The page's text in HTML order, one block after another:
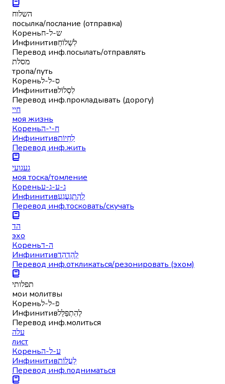
השלוח
посылка/послание (отправка)
Кореньש-ל-ח
Инфинитивלִשְׁלוֹחַ
Перевод инф.посылать/отправлять
מסלת
тропа/путь
Кореньס-ל-ל
Инфинитивלִסְלוֹל
Перевод инф.прокладывать (дорогу)
חיי
моя жизнь
Кореньח-י-ה
Инфинитивלִחְיוֹת
Перевод инф.жить
געגועי
моя тоска/томление
Кореньג-ע-ג-ע
Инфинитивלְהִתְגַּעֲגֵעַ
Перевод инф.тосковать/скучать
הד
эхо
Кореньה-ד
Инфинитивלְהַדְהֵד
Перевод инф.откликаться/резонировать (эхом)
תפלותי
мои молитвы
Кореньפ-ל-ל
Инфинитивלְהִתְפַּלֵּל
Перевод инф.молиться
עלה
лист
Кореньע-ל-ה
Инфинитивלַעֲלוֹת
Перевод инф.подниматься